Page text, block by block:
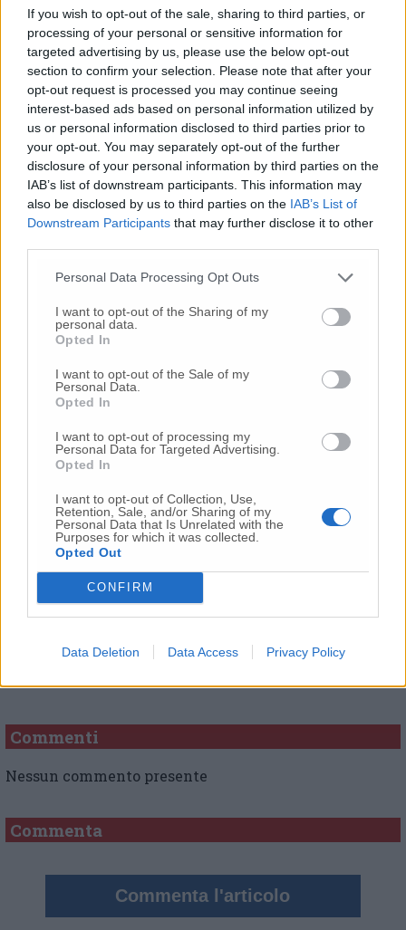
If you wish to opt-out of the sale, sharing to third parties, or
processing of your personal or sensitive information for
targeted advertising by us, please use the below opt-out
section to confirm your selection. Please note that after your
opt-out request is processed you may continue seeing
interest-based ads based on personal information utilized by
us or personal information disclosed to third parties prior to
your opt-out. You may separately opt-out of the further
disclosure of your personal information by third parties on the
IAB’s list of downstream participants. This information may
also be disclosed by us to third parties on the IAB’s List of
Downstream Participants that may further disclose it to other
Personal Data Processing Opt Outs
I want to opt-out of the Sharing of my
personal data.
Opted In
I want to opt-out of the Sale of my
Personal Data.
Opted In
I want to opt-out of processing my
Personal Data for Targeted Advertising.
Opted In
I want to opt-out of Collection, Use,
Retention, Sale, and/or Sharing of my
Personal Data that Is Unrelated with the
Purposes for which it was collected.
Opted Out
CONFIRM
Data Deletion Data Access Privacy Policy
Licenziamento dell’ex capo Ufficio tecnico: si
torna in aula a Perugia
Maxi risarcimento Cosmo, Pugnaloni: “Aperta
istruttoria per gli ex amministratori”
Contenzioso legale, Mariani: “Non è affatto
diminuito”
Comune
La Mariani punta l’indice: “Troppe spese legali” e
denaro e manca l’appello del caso autovelox
© RIPRODUZIONE RISERVATA
Vai alla home
Commenti
Nessun commento presente
Commenta
Commenta l'articolo